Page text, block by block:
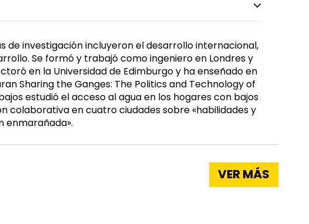
de investigación incluyeron el desarrollo internacional,
Se formó y trabajó como ingeniero en Londres y
en la Universidad de Edimburgo y ha enseñado en
Sharing the Ganges: The Politics and Technology of
estudió el acceso al agua en los hogares con bajos
colaborativa en cuatro ciudades sobre «habilidades y
enmarañada».
VER MÁS